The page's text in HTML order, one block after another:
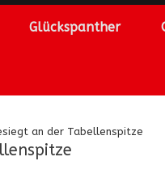
Glückspanther
an der Tabellenspitze